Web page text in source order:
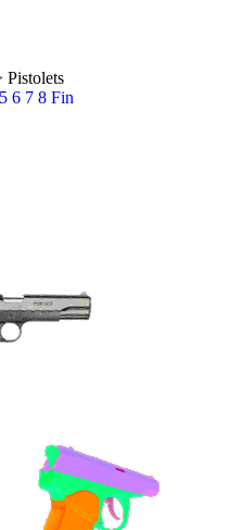
Pistolets
5 6 7 8 Fin